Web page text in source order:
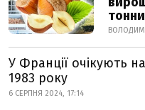
У Франції очікують
1983 року
6 СЕРПНЯ 2024, 17:14